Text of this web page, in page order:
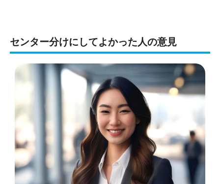
センター分けにしてよかった人の意見